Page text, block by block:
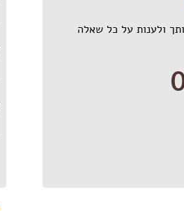
ולענות על כל שאלה